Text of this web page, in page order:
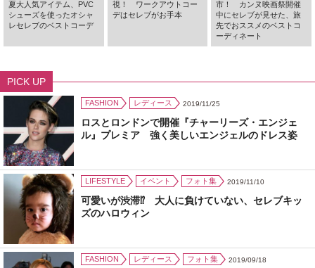
夏大人気アイテム、PVC
シューズを使ったオシャ
レセレブのベストコーデ
視！ ワークアウトコー
デはセレブがお手本
市！ カンヌ映画祭開催
中にセレブが見せた、旅
先でおススメのベストコ
ーディネート
PICK UP
FASHION レディース 2019/11/25
ロスとロンドンで開催『チャーリーズ・エンジェ
ル』プレミア 強く美しいエンジェルのドレス姿
LIFESTYLE イベント フォト集 2019/11/10
可愛いが渋滞⁉ 大人に負けていない、セレブキッ
ズのハロウィン
FASHION レディース フォト集 2019/09/18